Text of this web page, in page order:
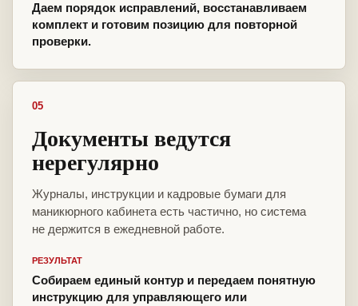
Даем порядок исправлений, восстанавливаем
комплект и готовим позицию для повторной
проверки.
05
Документы ведутся
нерегулярно
Журналы, инструкции и кадровые бумаги для
маникюрного кабинета есть частично, но система
не держится в ежедневной работе.
РЕЗУЛЬТАТ
Собираем единый контур и передаем понятную
инструкцию для управляющего или